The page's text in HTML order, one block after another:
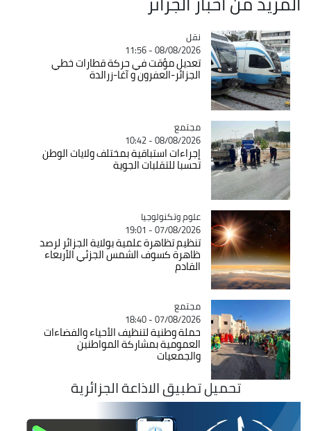
Catégorie
نقل
08/08/2026 - 11:56
تعديل مؤقت في حركة قطارات خطي
الجزائر-العفرون و آغا-زرالدة
Catégorie
مجتمع
08/08/2026 - 10:42
إجراءات استباقية بمختلف ولايات الوطن
تحسبا للتقلبات الجوية
Catégorie
علوم وتكنولوجيا
07/08/2026 - 19:01
تنظيم تظاهرة علمية بولاية الجزائر لرصد
ظاهرة كسوف الشمس الجزئي الأربعاء
القادم
Catégorie
مجتمع
07/08/2026 - 18:40
حملة وطنية لتنظيف الأحياء والفضاءات
العمومية بمشاركة المواطنين
والجمعيات
تحميل تطبيق الاذاعة الجزائرية